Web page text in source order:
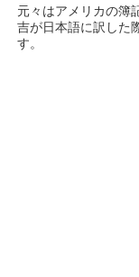
元々はアメリカの簿
吉が日本語に訳した
す。